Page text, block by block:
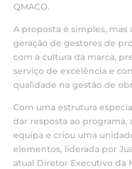
QMACO.
A proposta é simples, mas
geração de gestores de
com a cultura da marca,
serviço de excelência e
qualidade na gestão de
Com uma estrutura
dar resposta ao programa,
equipa e criou uma
elementos, liderada por
atual Diretor Executivo da